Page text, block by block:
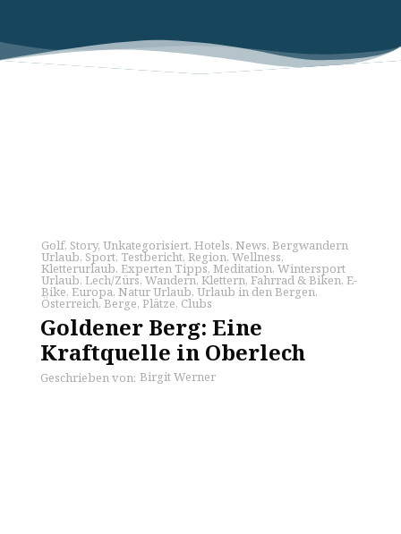
Golf, Story, Unkategorisiert, Hotels, News, Bergwandern
Urlaub, Sport, Testbericht, Region, Wellness,
Kletterurlaub, Experten Tipps, Meditation, Wintersport
Urlaub, Lech/Zürs, Wandern, Klettern, Fahrrad & Biken, E-
Bike, Europa, Natur Urlaub, Urlaub in den Bergen,
Österreich,Berge, Plätze, Clubs
Goldener Berg: Eine
Kraftquelle in Oberlech
Geschrieben von: Birgit Werner